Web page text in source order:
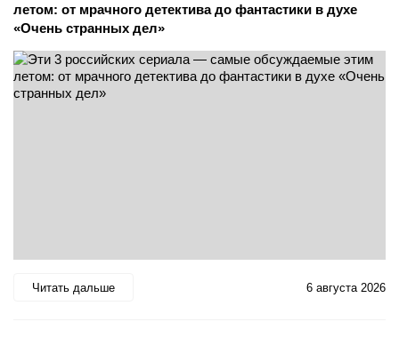
летом: от мрачного детектива до фантастики в духе
«Очень странных дел»
Читать дальше 6 августа 2026